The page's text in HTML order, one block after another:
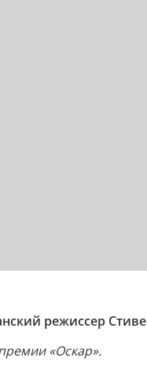
режиссер
«Оскар».